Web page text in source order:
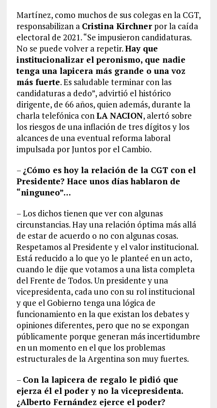
Martínez, como muchos de sus colegas en la CGT,
responsabilizan a Cristina Kirchnerpor la caída
electoral de 2021. “Se impusieron candidaturas.
No se puede volver a repetir.Hay que
institucionalizar el peronismo, que nadie
tenga una lapicera más grande o una voz
más fuerte. Es saludable terminar con las
candidaturas a dedo”, advirtió el histórico
dirigente, de 66 años, quien además, durante la
charla telefónica conLA NACION, alertó sobre
los riesgos de una inflación de tres dígitos y los
alcances de una eventual reforma laboral
impulsada por Juntos por el Cambio.
– ¿Cómo es hoy la relación de la CGT con el
Presidente? Hace unos días hablaron de
“ninguneo”…
– Los dichos tienen que ver con algunas
circunstancias. Hay una relación óptima más allá
de estar de acuerdo o no con algunas cosas.
Respetamos al Presidente y el valor institucional.
Está reducido a lo que yo le planteé en un acto,
cuando le dije que votamos a una lista completa
del Frente de Todos. Un presidente y una
vicepresidenta, cada uno con su rol institucional
y que el Gobierno tenga una lógica de
funcionamiento en la que existan los debates y
opiniones diferentes, pero que no se expongan
públicamente porque generan más incertidumbre
en un momento en el que los problemas
estructurales de la Argentina son muy fuertes.
– Con la lapicera de regalo le pidió que
ejerza él el poder y no la vicepresidenta.
¿Alberto Fernández ejerce el poder?